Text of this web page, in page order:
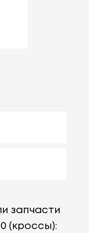
запчасти
(кроссы):